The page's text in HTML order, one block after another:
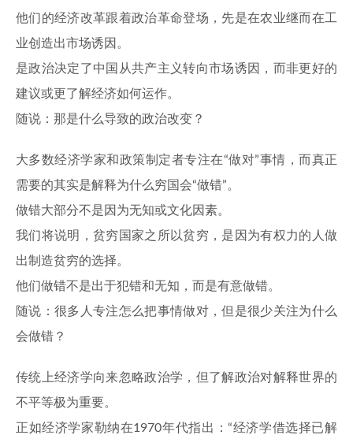
他们的经济改革跟着政治革命登场，先是在农业继而在工
业创造出市场诱因。
是政治决定了中国从共产主义转向市场诱因，而非更好的
建议或更了解经济如何运作。
随说：那是什么导致的政治改变？
大多数经济学家和政策制定者专注在“做对”事情，而真正
需要的其实是解释为什么穷国会“做错”。
做错大部分不是因为无知或文化因素。
我们将说明，贫穷国家之所以贫穷，是因为有权力的人做
出制造贫穷的选择。
他们做错不是出于犯错和无知，而是有意做错。
随说：很多人专注怎么把事情做对，但是很少关注为什么
会做错？
传统上经济学向来忽略政治学，但了解政治对解释世界的
不平等极为重要。
正如经济学家勒纳在1970年代指出：“经济学借选择已解